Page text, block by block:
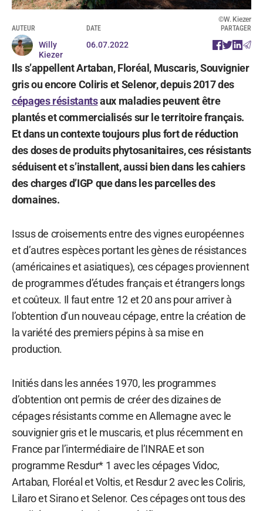
©W. Kiezer
AUTEUR
Willy
Kiezer
DATE
06.07.2022
PARTAGER
Ils s’appellent Artaban, Floréal, Muscaris, Souvignier
gris ou encore Coliris et Selenor, depuis 2017 des
cépages résistantsaux maladies peuvent être
plantés et commercialisés sur le territoire français.
Et dans un contexte toujours plus fort de réduction
des doses de produits phytosanitaires, ces résistants
séduisent et s’installent, aussi bien dans les cahiers
des charges d’IGP que dans les parcelles des
domaines.
Issus de croisements entre des vignes européennes
et d’autres espèces portant les gènes de résistances
(américaines et asiatiques), ces cépages proviennent
de programmes d’études français et étrangers longs
et coûteux. Il faut entre 12 et 20 ans pour arriver à
l’obtention d’un nouveau cépage, entre la création de
la variété des premiers pépins à sa mise en
production.
Initiés dans les années 1970, les programmes
d’obtention ont permis de créer des dizaines de
cépages résistants comme en Allemagne avec le
souvignier gris et le muscaris, et plus récemment en
France par l’intermédiaire de l’INRAE et son
programme Resdur* 1 avec les cépages Vidoc,
Artaban, Floréal et Voltis, et Resdur 2 avec les Coliris,
Lilaro et Sirano et Selenor. Ces cépages ont tous des